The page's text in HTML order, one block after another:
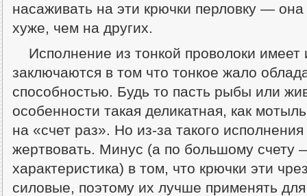
насаживать на эти крючки перловку —
хуже, чем на других.
Исполнение из тонкой проволоки
заключаются в том что тонкое жало
способностью. Будь то пасть рыбы или
особенности такая деликатная, как
на «счет раз». Но из-за такого
жертвовать. Минус (а по большому счету
характеристика) в том, что крючки эти
силовые, поэтому их лучше применять